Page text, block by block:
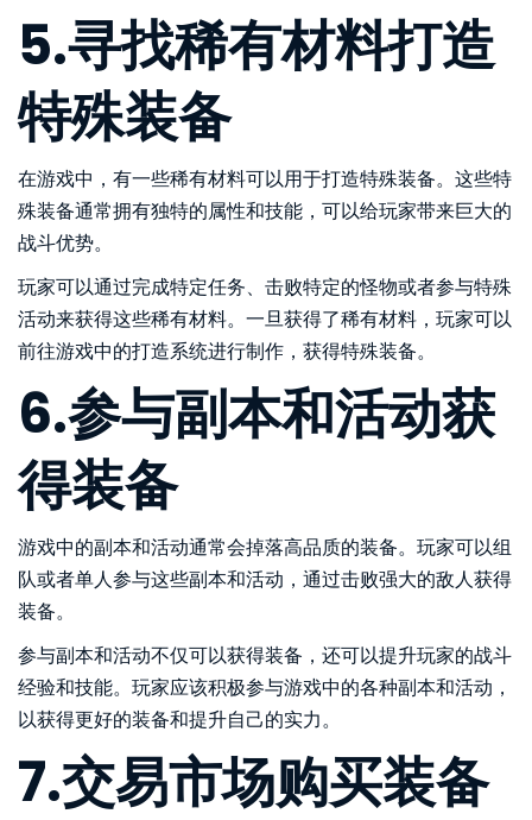
5.寻找稀有材料打造
特殊装备
在游戏中，有一些稀有材料可以用于打造特殊装备。这些特
殊装备通常拥有独特的属性和技能，可以给玩家带来巨大的
战斗优势。
玩家可以通过完成特定任务、击败特定的怪物或者参与特殊
活动来获得这些稀有材料。一旦获得了稀有材料，玩家可以
前往游戏中的打造系统进行制作，获得特殊装备。
6.参与副本和活动获
得装备
游戏中的副本和活动通常会掉落高品质的装备。玩家可以组
队或者单人参与这些副本和活动，通过击败强大的敌人获得
装备。
参与副本和活动不仅可以获得装备，还可以提升玩家的战斗
经验和技能。玩家应该积极参与游戏中的各种副本和活动，
以获得更好的装备和提升自己的实力。
7.交易市场购买装备